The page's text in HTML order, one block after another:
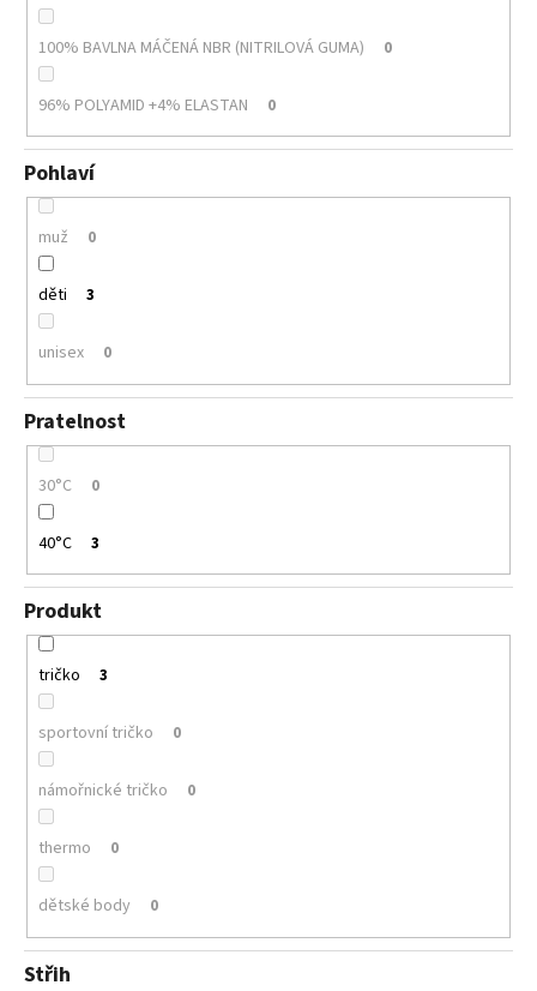
100% BAVLNA MÁČENÁ NBR (NITRILOVÁ GUMA) 0
96% POLYAMID +4% ELASTAN 0
Pohlaví
muž 0
děti 3
unisex 0
Pratelnost
30°C 0
40°C 3
Produkt
tričko 3
sportovní tričko 0
námořnické tričko 0
thermo 0
dětské body 0
Střih